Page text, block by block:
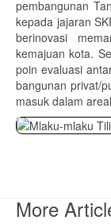
pembangunan
kepada jajaran
berinovasi
kemajuan kota.
poin evaluasi
bangunan privat/
masuk dalam
More